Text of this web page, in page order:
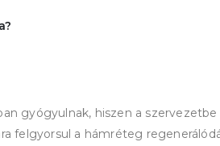
gyógyulnak, hiszen a
felgyorsul a hámréteg